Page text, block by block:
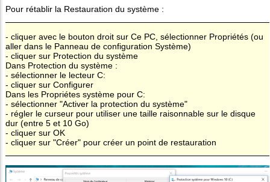
Pour rétablir la Restauration du système :
- cliquer avec le bouton droit sur Ce PC, sélectionner Propriétés (ou
aller dans le Panneau de configuration Système)
- cliquer sur Protection du système
Dans Protection du système :
- sélectionner le lecteur C:
- cliquer sur Configurer
Dans les Propriétes système pour C:
- sélectionner "Activer la protection du système"
- régler le curseur pour utiliser une taille raisonnable sur le disque
dur (entre 5 et 10 Go)
- cliquer sur OK
- cliquer sur "Créer" pour créer un point de restauration